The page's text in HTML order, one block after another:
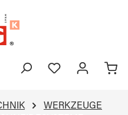
WERKZEUGE